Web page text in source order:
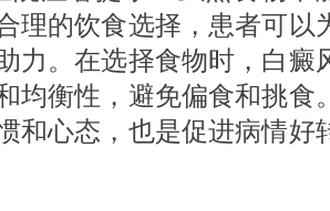
理的饮食选择，患者可以
力。在选择食物时，白癜
均衡性，避免偏食和挑食
和心态，也是促进病情好